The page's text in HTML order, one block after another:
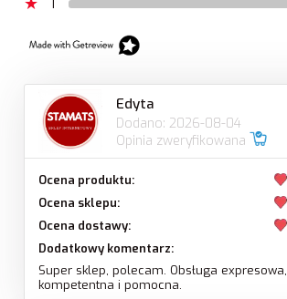
1
Edyta
Dodano: 2026-08-04
Opinia zweryfikowana
Ocena produktu:
Ocena sklepu:
Ocena dostawy:
Dodatkowy komentarz:
Super sklep, polecam. Obsługa expresowa,
kompetentna i pomocna.